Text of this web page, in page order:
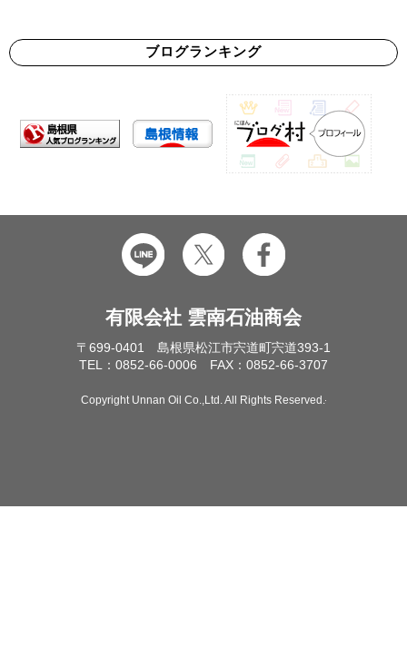
ブログランキング
有限会社 雲南石油商会
〒699-0401 島根県松江市宍道町宍道393-1
TEL：0852-66-0006 FAX：0852-66-3707
Copyright Unnan Oil Co.,Ltd. All Rights Reserved.